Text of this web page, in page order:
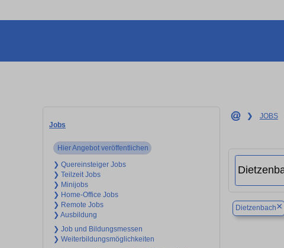
Jobs
Hier Angebot veröffentlichen
❯ Quereinsteiger Jobs
❯ Teilzeit Jobs
❯ Minijobs
❯ Home-Office Jobs
❯ Remote Jobs
❯ Ausbildung
❯ Job und Bildungsmessen
❯ Weiterbildungsmöglichkeiten
❯ JOBS
Dietzenbach×